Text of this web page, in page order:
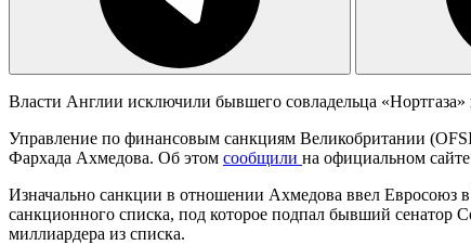
Власти Англии исключили бывшего совладельца
Управление по финансовым санкциям Великобритании
Фархада Ахмедова. Об этом сообщили на официальном
Изначально санкции в отношении Ахмедова ввел Евросоюз
санкционного списка, под которое подпал бывший
миллиардера из списка.